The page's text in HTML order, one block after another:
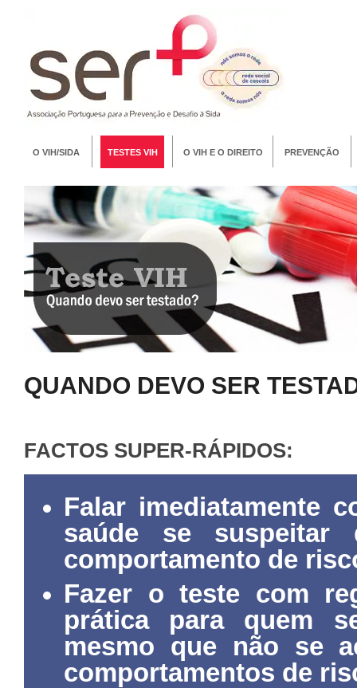
O VIH/SIDA TESTES VIH O VIH E O DIREITO PREVENÇÃO
QUANDO DEVO SER
FACTOS SUPER-RÁPIDOS:
Falar imediatamente
saúde se
comportamento de
Fazer o teste com
prática para quem
mesmo que não se
comportamentos de